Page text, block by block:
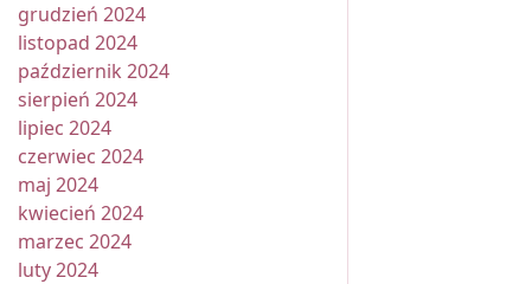
grudzień 2024
listopad 2024
październik 2024
sierpień 2024
lipiec 2024
czerwiec 2024
maj 2024
kwiecień 2024
marzec 2024
luty 2024